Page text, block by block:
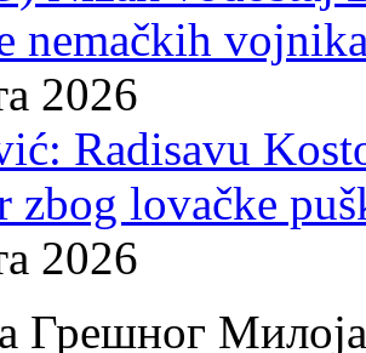
nemačkih
2026
Radisavu
zbog lovačke
2026
Грешног Милоја